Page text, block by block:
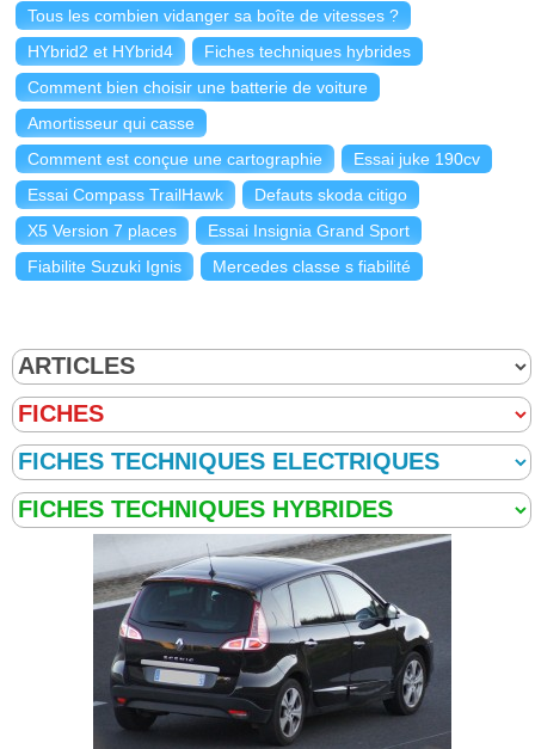
Tous les combien vidanger sa boîte de vitesses ?
HYbrid2 et HYbrid4
Fiches techniques hybrides
Comment bien choisir une batterie de voiture
Amortisseur qui casse
Comment est conçue une cartographie
Essai juke 190cv
Essai Compass TrailHawk
Defauts skoda citigo
X5 Version 7 places
Essai Insignia Grand Sport
Fiabilite Suzuki Ignis
Mercedes classe s fiabilité